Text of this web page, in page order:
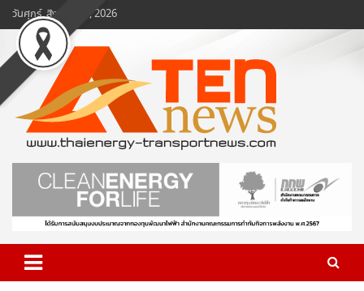
Skip
to
content
วันศุกร์, สิงหาคม 7, 2026
www.ten-news.com
ข่าวพลังงานและคมนาคม